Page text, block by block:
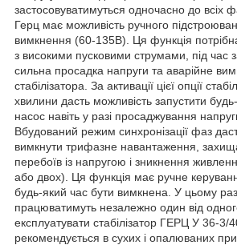
застосовуватимуться одночасно до всіх
Герц має можливість ручного
вимкнення (60-135В). Ця функція
з високими пусковими струмами, під час
сильна просадка напруги та аварійне
стабілізатора. За активації цієї опції
хвилини дасть можливість запустити
насос навіть у разі просаджування
Вбудований режим синхронізації фаз
вимкнути трифазне навантаження,
перебоїв із напругою і зникнення
або двох). Ця функція має ручне
будь-який час бути вимкнена. У цьому
працюватимуть незалежно один від
експлуатувати стабілізатор ГЕРЦ У 36-3/
рекомендується в сухих і опалюваних